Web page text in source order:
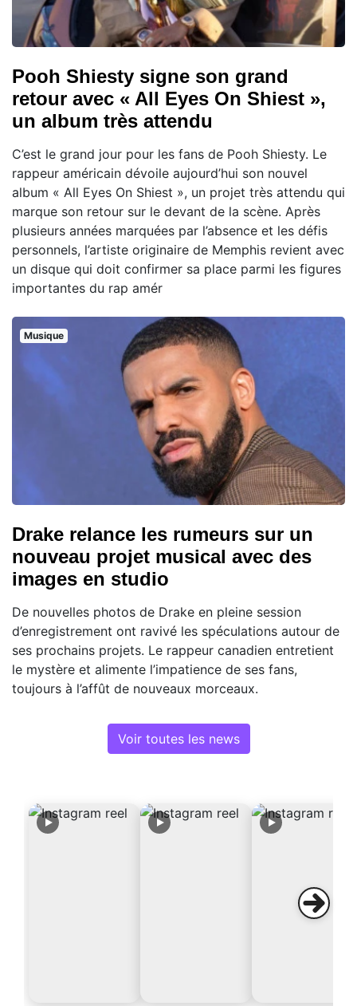
Pooh Shiesty signe son grand
retour avec « All Eyes On Shiest »,
un album très attendu
C’est le grand jour pour les fans de Pooh Shiesty. Le
rappeur américain dévoile aujourd’hui son nouvel
album « All Eyes On Shiest », un projet très attendu qui
marque son retour sur le devant de la scène. Après
plusieurs années marquées par l’absence et les défis
personnels, l’artiste originaire de Memphis revient avec
un disque qui doit confirmer sa place parmi les figures
importantes du rap amér
Musique
Drake relance les rumeurs sur un
nouveau projet musical avec des
images en studio
De nouvelles photos de Drake en pleine session
d’enregistrement ont ravivé les spéculations autour de
ses prochains projets. Le rappeur canadien entretient
le mystère et alimente l’impatience de ses fans,
toujours à l’affût de nouveaux morceaux.
Voir toutes les news